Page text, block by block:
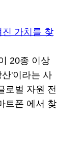
20종 이상
'이라는 사
로벌 자원 전
트폰 에서 찾